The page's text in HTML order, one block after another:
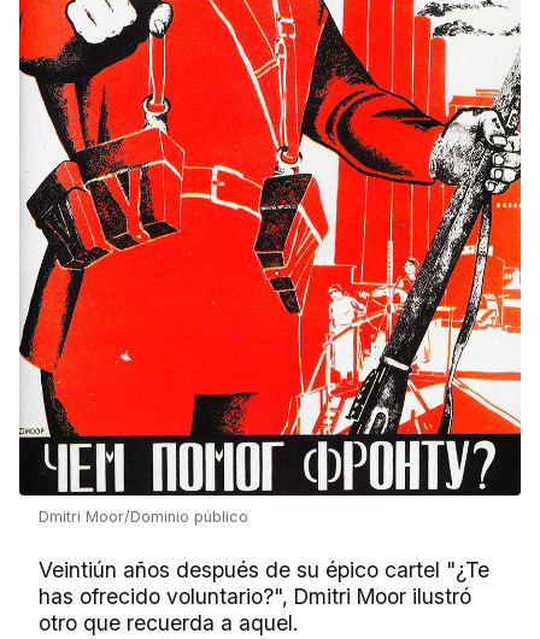
Dmitri Moor/Dominio público
Veintiún años después de su épico cartel "¿Te
has ofrecido voluntario?", Dmitri Moor ilustró
otro que recuerda a aquel.